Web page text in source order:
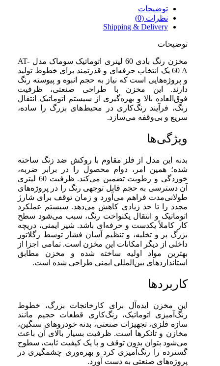
توضیحات
نظرات (0)
Shipping & Delivery
توضیحات
مخزن رنگ بادی 60 لیتری اتوماتیک سوماک مدل AT-
60 A یک انتخاب حرفه‌ای و قدرتمند برای خطوط تولید
و پروژه‌هایی است که نیاز به حجم انبوه و پیوسته رنگ
دارند. این مخزن با طراحی صنعتی، ظرفیت
فوق‌العاده بالا و بهره‌گیری از سیستم اتوماتیک انتقال
رنگ، فرآیند رنگ‌کاری در محیط‌های بزرگ را ساده،
سریع و بی‌وقفه می‌سازد.
ویژگی‌ها
بدنه این مدل از فلز مقاوم با روکش ضد زنگ ساخته
شده؛ همین امر، دوام محصول را در برابر ضربه،
خوردگی و رطوبت تضمین می‌کند. ظرفیت 60 لیتری
آن دسترسی به حجم قابل توجهی رنگ را در پروژه‌های
طولانی‌مدت فراهم می‌آورد و زمان توقف برای شارژ
مجدد را تا حد زیادی کاهش می‌دهد. سیستم عملکرد
اتوماتیک و انتقال یکنواخت رنگ، سبب می‌شود سطح
کار کاملاً یکدست و حرفه‌ای باشد. شیر ایمنی، دریچه
بزرگ پر و تخلیه، و تنظیم آسان فشار توسط رگلاتور
داخلی از دیگر امکانات این مخزن است. تمامی اجزا از
بهترین مواد اولیه ساخته شده و مخزن مطابق
استانداردهای بین‌المللی ایمنی طراحی شده است.
کاربردها
این مخزن ایده‌آل برای کارخانجات بزرگ، خطوط
رنگ‌آمیزی اتوماتیک، رنگ‌کاری قطعات حجیم مانند
سازه‌ فلزی، تجهیزات صنعتی، بدنه خودروهای سنگین،
مخازن و تانکرها است. ظرفیت بسیار بالای آن باعث
می‌شود بتوان بدون توقف و با یک کیفیت ثابت، سطوح
گسترده را رنگ‌آمیزی کرد و بهره‌وری چشمگیری در
پروژه‌های صنعتی به دست آورد.